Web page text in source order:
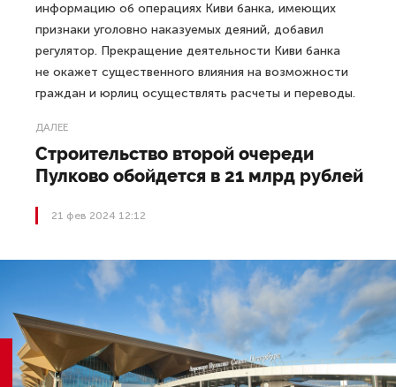
информацию об операциях Киви банка, имеющих
признаки уголовно наказуемых деяний, добавил
регулятор. Прекращение деятельности Киви банка
не окажет существенного влияния на возможности
граждан и юрлиц осуществлять расчеты и переводы.
ДАЛЕЕ
Строительство второй очереди
Пулково обойдется в 21 млрд рублей
21 фев 2024 12:12